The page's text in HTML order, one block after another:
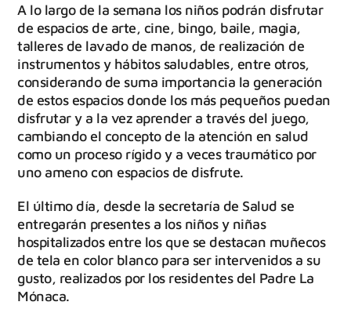
A lo largo de la semana los niños podrán disfrutar
de espacios de arte, cine, bingo, baile, magia,
talleres de lavado de manos, de realización de
instrumentos y hábitos saludables, entre otros,
considerando de suma importancia la generación
de estos espacios donde los más pequeños puedan
disfrutar y a la vez aprender a través del juego,
cambiando el concepto de la atención en salud
como un proceso rígido y a veces traumático por
uno ameno con espacios de disfrute.
El último día, desde la secretaría de Salud se
entregarán presentes a los niños y niñas
hospitalizados entre los que se destacan muñecos
de tela en color blanco para ser intervenidos a su
gusto, realizados por los residentes del Padre La
Mónaca.